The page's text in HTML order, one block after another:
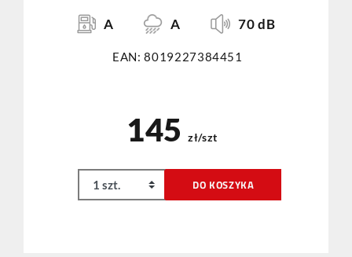
A A 70 dB
EAN: 8019227384451
145 zł/szt
DO KOSZYKA